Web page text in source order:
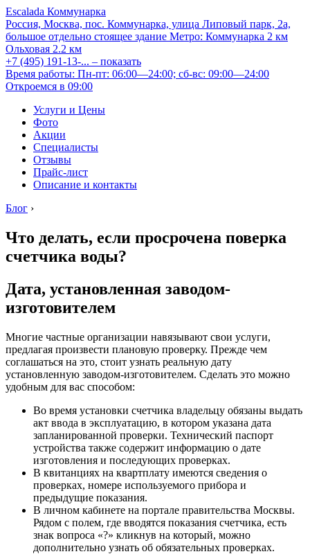
Escalada Коммунарка
Россия, Москва, пос. Коммунарка, улица Липовый парк, 2а,
большое отдельно стоящее здание Метро: Коммунарка 2 км
Ольховая 2.2 км
+7 (495) 191-13-... – показать
Время работы: Пн-пт: 06:00—24:00; сб-вс: 09:00—24:00
Откроемся в 09:00
Услуги и Цены
Фото
Акции
Специалисты
Отзывы
Прайс-лист
Описание и контакты
Блог ›
Что делать, если просрочена поверка
счетчика воды?
Дата, установленная заводом-
изготовителем
Многие частные организации навязывают свои услуги,
предлагая произвести плановую проверку. Прежде чем
соглашаться на это, стоит узнать реальную дату
установленную заводом-изготовителем. Сделать это можно
удобным для вас способом:
Во время установки счетчика владельцу обязаны выдать
акт ввода в эксплуатацию, в котором указана дата
запланированной проверки. Технический паспорт
устройства также содержит информацию о дате
изготовления и последующих проверках.
В квитанциях на квартплату имеются сведения о
проверках, номере используемого прибора и
предыдущие показания.
В личном кабинете на портале правительства Москвы.
Рядом с полем, где вводятся показания счетчика, есть
знак вопроса «?» кликнув на который, можно
дополнительно узнать об обязательных проверках.